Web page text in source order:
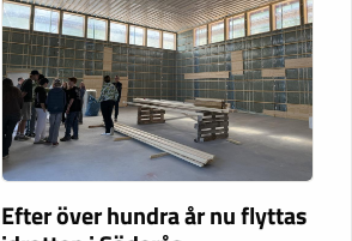
Efter över hundra år nu flyttas